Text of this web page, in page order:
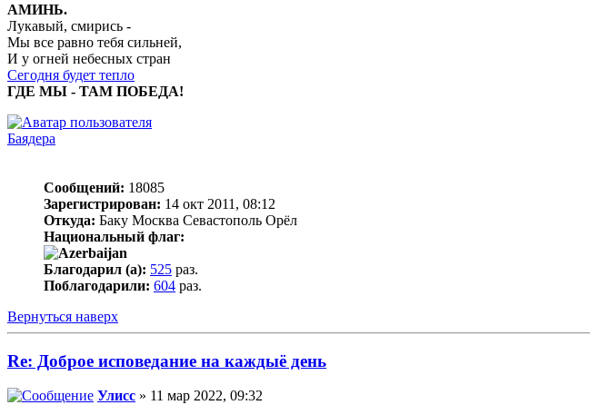
АМИНЬ.
Лукавый, смирись -
Мы все равно тебя сильней,
И у огней небесных стран
Сегодня будет тепло
ГДЕ МЫ - ТАМ ПОБЕДА!
Баядера
Сообщений: 18085
Зарегистрирован: 14 окт 2011, 08:12
Откуда: Баку Москва Севастополь Орёл
Национальный флаг:
Благодарил (а): 525 раз.
Поблагодарили: 604 раз.
Вернуться наверх
Re: Доброе исповедание на каждыё день
Улисс » 11 мар 2022, 09:32